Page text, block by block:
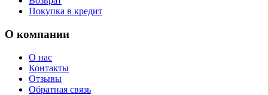
Покупка в кредит
О компании
О нас
Контакты
Отзывы
Обратная связь